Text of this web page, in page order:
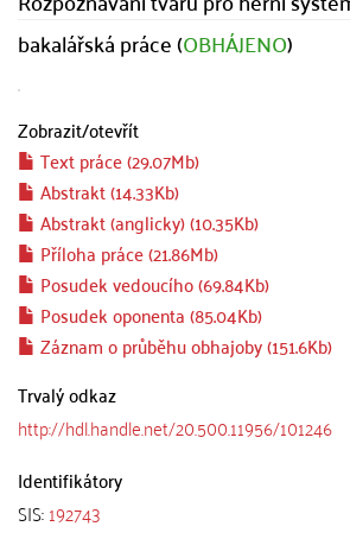
bakalářská práce (OBHÁJENO)
Zobrazit/otevřít
Text práce (29.07Mb)
Abstrakt (14.33Kb)
Abstrakt (anglicky) (10.35Kb)
Příloha práce (21.86Mb)
Posudek vedoucího (69.84Kb)
Posudek oponenta (85.04Kb)
Záznam o průběhu obhajoby (151.6Kb)
Trvalý odkaz
http://hdl.handle.net/20.500.11956/101246
Identifikátory
SIS:192743